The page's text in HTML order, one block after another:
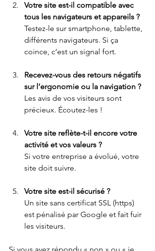
Votre site est-il compatible avec
tous les navigateurs et appareils ?
Testez-le sur smartphone, tablette,
différents navigateurs. Si ça
coince, c’est un signal fort.
Recevez-vous des retours négatifs
sur l’ergonomie ou la navigation ?
Les avis de vos visiteurs sont
précieux. Écoutez-les !
Votre site reflète-t-il encore votre
activité et vos valeurs ?
Si votre entreprise a évolué, votre
site doit suivre.
Votre site est-il sécurisé ?
Un site sans certificat SSL (https)
est pénalisé par Google et fait fuir
les visiteurs.